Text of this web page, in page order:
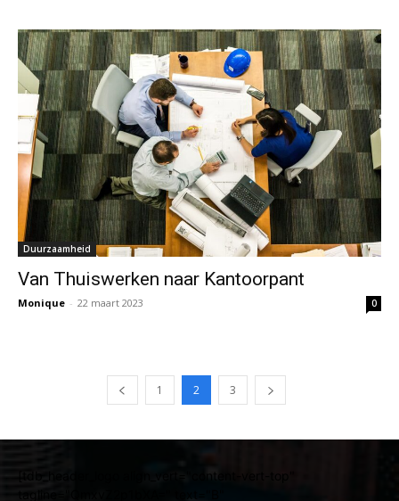
Duurzaamheid
Van Thuiswerken naar Kantoorpant
Monique - 22 maart 2023 0
1 2 3
[tdb_header_logo align_vert="content-vert-top"